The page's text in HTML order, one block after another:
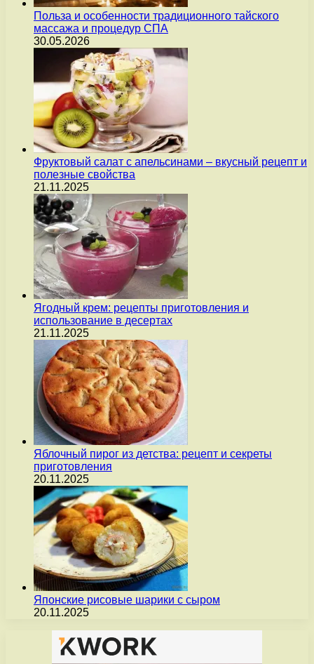
Польза и особенности традиционного тайского
массажа и процедур СПА
30.05.2026
Фруктовый салат с апельсинами – вкусный рецепт и
полезные свойства
21.11.2025
Ягодный крем: рецепты приготовления и
использование в десертах
21.11.2025
Яблочный пирог из детства: рецепт и секреты
приготовления
20.11.2025
Японские рисовые шарики с сыром
20.11.2025